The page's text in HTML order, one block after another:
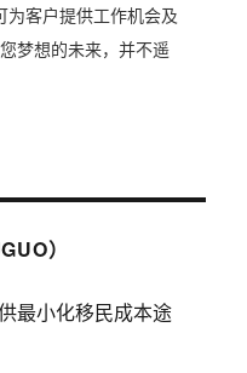
为客户提供工作机会及
梦想的未来，并不遥
）
最小化移民成本途